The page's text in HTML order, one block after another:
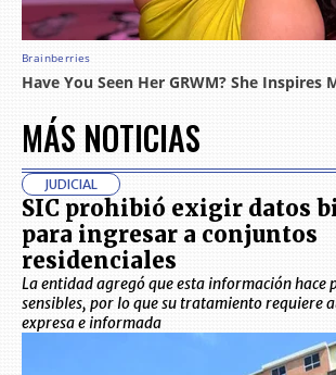
MÁS NOTICIAS
JUDICIAL
SIC prohibió exigir datos
para ingresar a conjuntos
residenciales
La entidad agregó que esta información hace
sensibles, por lo que su tratamiento requiere
expresa e informada